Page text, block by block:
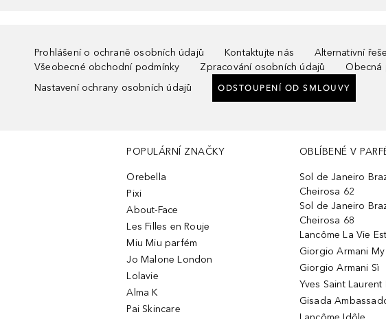
Prohlášení o ochraně osobních údajů Kontaktujte nás
Alternativní
Všeobecné obchodní podmínky
Zpracování osobních údajů
Obecná
Nastavení ochrany osobních údajů
ODSTOUPENÍ OD SMLOUVY
POPULÁRNÍ ZNAČKY
Orebella
Pixi
About-Face
Les Filles en Rouje
Miu Miu parfém
Jo Malone London
Lolavie
Alma K
Pai Skincare
OBLÍBENÉ V
Sol de Janeiro
Cheirosa 62
Sol de Janeiro
Cheirosa 68
Lancôme La Vie
Giorgio Armani
Giorgio Armani Sì
Yves Saint
Gisada